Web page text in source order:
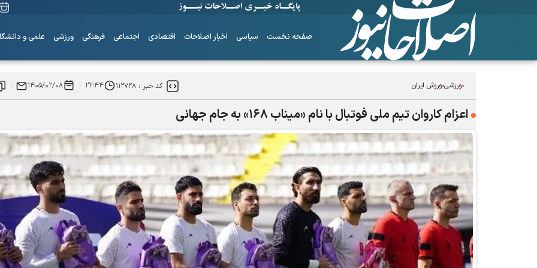
صفحه نخست سیاسی اخبار اصلاحات اقتصادی اجتماعی فرهنگی ورزشی علمی و
ورزشیورزش ایران کد خبر :۱۱۲۷۲۸ ۲۲:۴۴ ۱۴۰۵/۰۲/۰۸
اعزام کاروان تیم ملی فوتبال با نام «میناب ۱۶۸» به جام جهانی
ساز‌های همیشه ناکوک!